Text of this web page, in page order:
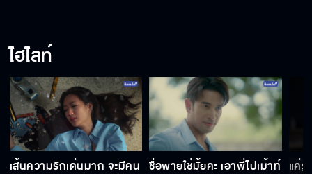
ถ้าโกหกครั้งหนึ่งแล้ว เราก็ต้องโกหกต่อไปเรื่อย ๆ
ไฮไลท์
เส้นความรักเด่นมาก จะมีคน ชื่อพายใช่มั้ยคะ เอาพี่ไปเม้าท์ แค่รู้